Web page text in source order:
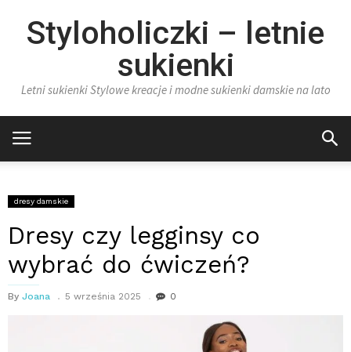
Styloholiczki – letnie
sukienki
Letni sukienki Stylowe kreacje i modne sukienki damskie na lato
dresy damskie
Dresy czy legginsy co
wybrać do ćwiczeń?
By Joana 5 września 2025 0